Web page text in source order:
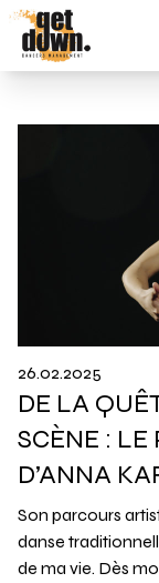
26.02.2025
DE LA
SCÈNE : LE
D’ANNA
Son parcours
danse
de ma vie. Dès